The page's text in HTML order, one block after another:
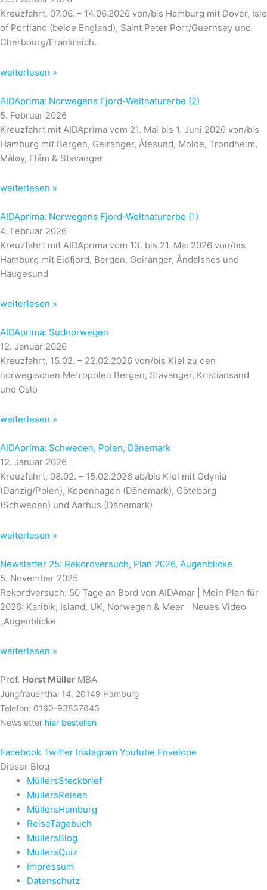
Kreuzfahrt, 07.06. – 14.06.2026 von/bis Hamburg mit Dover, Isle
of Portland (beide England), Saint Peter Port/Guernsey und
Cherbourg/Frankreich.
weiterlesen »
AIDAprima: Norwegens Fjord-Weltnaturerbe (2)
5. Februar 2026
Kreuzfahrt mit AIDAprima vom 21. Mai bis 1. Juni 2026 von/bis
Hamburg mit Bergen, Geiranger, Ålesund, Molde, Trondheim,
Måløy, Flåm & Stavanger
weiterlesen »
AIDAprima: Norwegens Fjord-Weltnaturerbe (1)
4. Februar 2026
Kreuzfahrt mit AIDAprima vom 13. bis 21. Mai 2026 von/bis
Hamburg mit Eidfjord, Bergen, Geiranger, Åndalsnes und
Haugesund
weiterlesen »
AIDAprima: Südnorwegen
12. Januar 2026
Kreuzfahrt, 15.02. – 22.02.2026 von/bis Kiel zu den
norwegischen Metropolen Bergen, Stavanger, Kristiansand
und Oslo
weiterlesen »
AIDAprima: Schweden, Polen, Dänemark
12. Januar 2026
Kreuzfahrt, 08.02. – 15.02.2026 ab/bis Kiel mit Gdynia
(Danzig/Polen), Kopenhagen (Dänemark), Göteborg
(Schweden) und Aarhus (Dänemark)
weiterlesen »
Newsletter 25: Rekordversuch, Plan 2026, Augenblicke
5. November 2025
Rekordversuch: 50 Tage an Bord von AIDAmar | Mein Plan für
2026: Karibik, Island, UK, Norwegen & Meer | Neues Video
„Augenblicke
weiterlesen »
Prof. Horst Müller MBA
Jungfrauenthal 14, 20149 Hamburg
Telefon: 0160-93837643
Newsletter hier bestellen
Facebook Twitter Instagram Youtube Envelope
Dieser Blog
MüllersSteckbrief
MüllersReisen
MüllersHamburg
ReiseTagebuch
MüllersBlog
MüllersQuiz
Impressum
Datenschutz